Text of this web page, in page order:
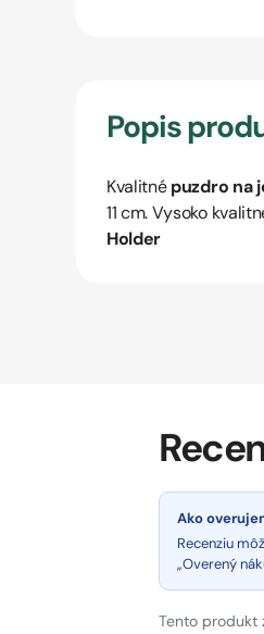
Popis
Kvalitnépuzdro na
11 cm. Vysoko
Holder
Ako
Recenziu
„Overený
Tento produkt